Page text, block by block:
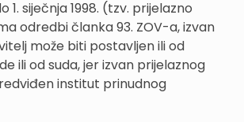
1. siječnja 1998. (tzv. prijelazno
odredbi članka 93. ZOV-a, izvan
može biti postavljen ili od
ili od suda, jer izvan prijelaznog
institut prinudnog